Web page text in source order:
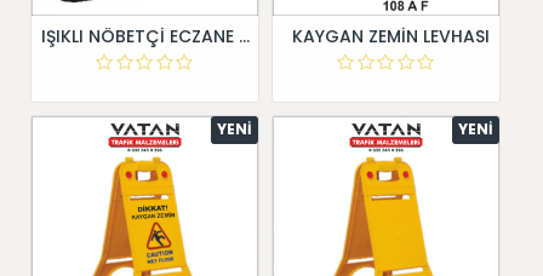
IŞIKLI NÖBETÇİ ECZANE TABELASI KAYGAN ZEMİN LEVHASI
YENI YENI